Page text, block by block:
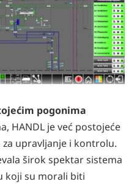
pogonima
HANDL je već postojeće
upravljanje i kontrolu.
širok spektar sistema
koji su morali biti